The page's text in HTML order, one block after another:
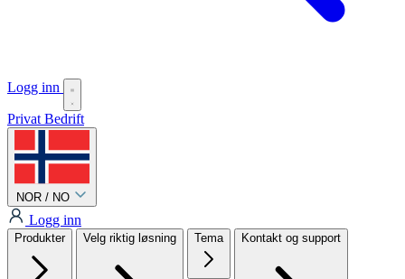
Logg inn
Privat Bedrift
NOR / NO
Logg inn
Produkter Velg riktig løsning Tema Kontakt og support